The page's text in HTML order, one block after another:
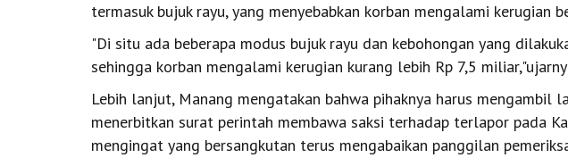
termasuk bujuk rayu, yang menyebabkan korban mengalami kerugian
"Di situ ada beberapa modus bujuk rayu dan kebohongan yang
sehingga korban mengalami kerugian kurang lebih Rp 7,5
Lebih lanjut, Manang mengatakan bahwa pihaknya harus mengambil
menerbitkan surat perintah membawa saksi terhadap terlapor pada
mengingat yang bersangkutan terus mengabaikan panggilan